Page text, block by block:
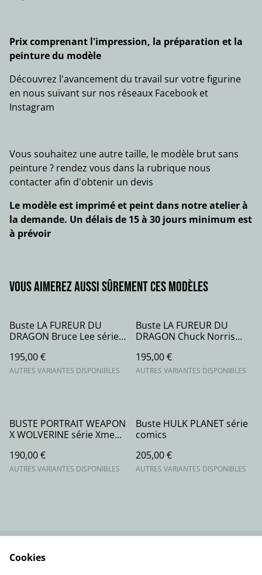
Prix comprenant l'impression, la préparation et la
peinture du modèle
Découvrez l'avancement du travail sur votre figurine
en nous suivant sur nos réseaux Facebook et
Instagram
Vous souhaitez une autre taille, le modèle brut sans
peinture ? rendez vous dans la rubrique nous
contacter afin d'obtenir un devis
Le modèle est imprimé et peint dans notre atelier à
la demande. Un délais de 15 à 30 jours minimum est
à prévoir
Vous aimerez aussi sûrement ces modèles
Buste LA FUREUR DU
DRAGON Bruce Lee série
195,00 €
AUTRES VARIANTES DISPONIBLES
Buste LA FUREUR DU
DRAGON Chuck Norris
195,00 €
AUTRES VARIANTES DISPONIBLES
BUSTE PORTRAIT WEAPON
X WOLVERINE série Xmen
190,00 €
AUTRES VARIANTES DISPONIBLES
Buste HULK PLANET série
comics
205,00 €
AUTRES VARIANTES DISPONIBLES
Cookies